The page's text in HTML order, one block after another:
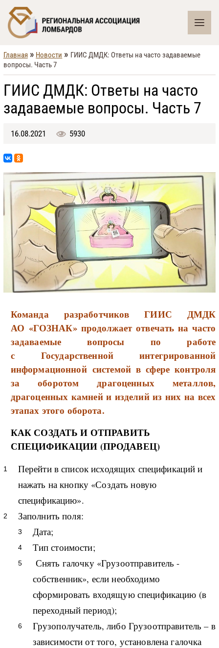
Главная » Новости » ГИИС ДМДК: Ответы на часто задаваемые
вопросы. Часть 7
ГИИС ДМДК: Ответы на часто
задаваемые вопросы. Часть 7
16.08.2021 5930
Команда разработчиков ГИИС ДМДК
АО «ГОЗНАК» продолжает отвечать на часто
задаваемые вопросы по работе
с Государственной интегрированной
информационной системой в сфере контроля
за оборотом драгоценных металлов,
драгоценных камней и изделий из них на всех
этапах этого оборота.
КАК СОЗДАТЬ И ОТПРАВИТЬ
СПЕЦИФИКАЦИИ (ПРОДАВЕЦ)
Перейти в список исходящих спецификаций и
нажать на кнопку «Создать новую
спецификацию».
Заполнить поля:
Дата;
Тип стоимости;
Снять галочку «Грузоотправитель -
собственник», если необходимо
сформировать входящую спецификацию (в
переходный период);
Грузополучатель, либо Грузоотправитель – в
зависимости от того, установлена галочка